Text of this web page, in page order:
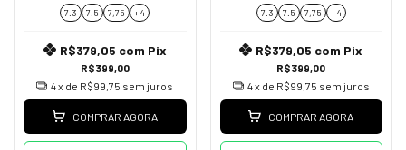
7.3 7.5 7,75 + 4
R$399,00
R$379,05 com Pix
4x de R$99,75 sem juros
COMPRAR AGORA
7.3 7.5 7,75 + 4
R$399,00
R$379,05 com Pix
4x de R$99,75 sem juros
COMPRAR AGORA